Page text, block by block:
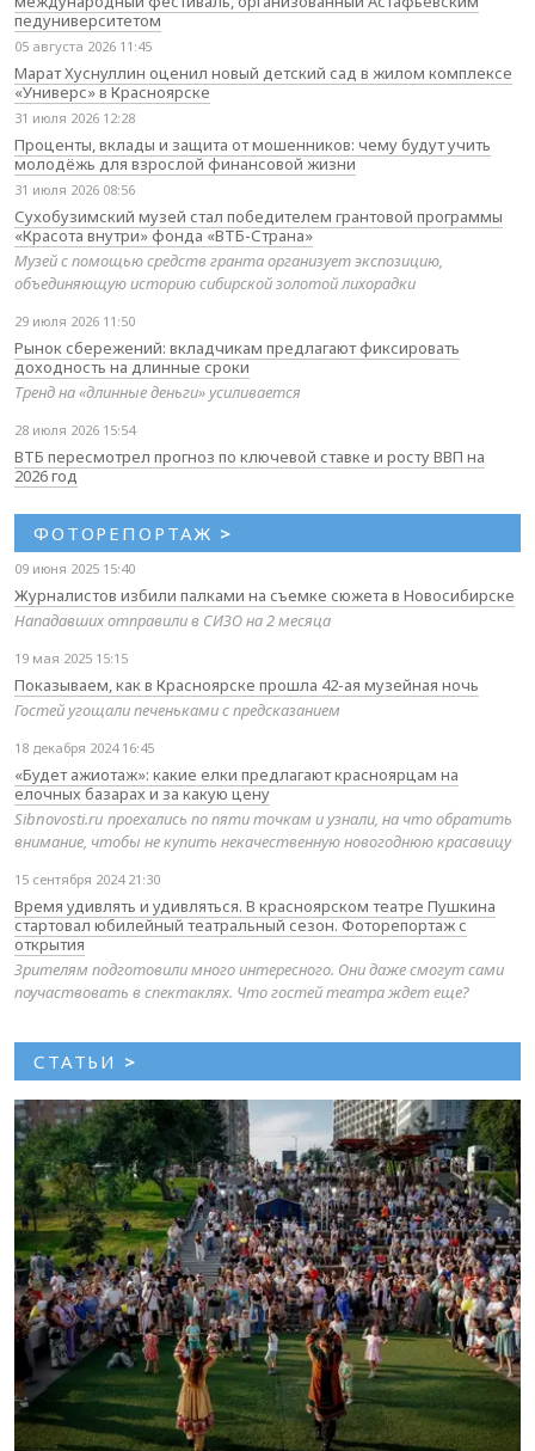
педуниверситетом
05 августа 2026 11:45
Марат Хуснуллин оценил новый детский сад в жилом комплексе
«Универс» в Красноярске
31 июля 2026 12:28
Проценты, вклады и защита от мошенников: чему будут учить
молодёжь для взрослой финансовой жизни
31 июля 2026 08:56
Сухобузимский музей стал победителем грантовой программы
«Красота внутри» фонда «ВТБ-Страна»
Музей с помощью средств гранта организует экспозицию,
объединяющую историю сибирской золотой лихорадки
29 июля 2026 11:50
Рынок сбережений: вкладчикам предлагают фиксировать
доходность на длинные сроки
Тренд на «длинные деньги» усиливается
28 июля 2026 15:54
ВТБ пересмотрел прогноз по ключевой ставке и росту ВВП на
2026 год
ФОТОРЕПОРТАЖ >
09 июня 2025 15:40
Журналистов избили палками на съемке сюжета в Новосибирске
Нападавших отправили в СИЗО на 2 месяца
19 мая 2025 15:15
Показываем, как в Красноярске прошла 42-ая музейная ночь
Гостей угощали печеньками с предсказанием
18 декабря 2024 16:45
«Будет ажиотаж»: какие елки предлагают красноярцам на
елочных базарах и за какую цену
Sibnovosti.ru проехались по пяти точкам и узнали, на что обратить
внимание, чтобы не купить некачественную новогоднюю красавицу
15 сентября 2024 21:30
Время удивлять и удивляться. В красноярском театре Пушкина
стартовал юбилейный театральный сезон. Фоторепортаж с
открытия
Зрителям подготовили много интересного. Они даже смогут сами
поучаствовать в спектаклях. Что гостей театра ждет еще?
СТАТЬИ >